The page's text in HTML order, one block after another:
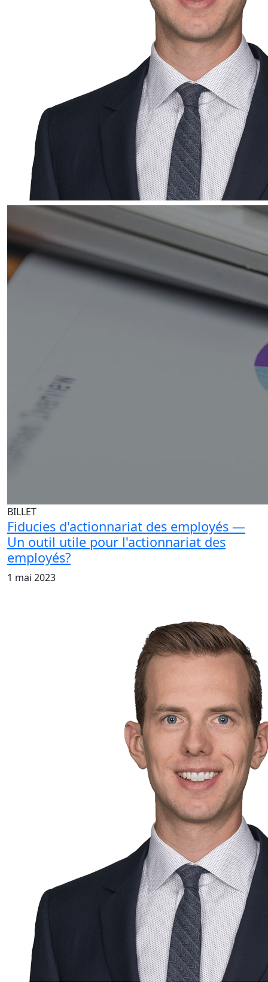
BILLET
Fiducies d'actionnariat des employés —
Un outil utile pour l'actionnariat des
employés?
1 mai 2023